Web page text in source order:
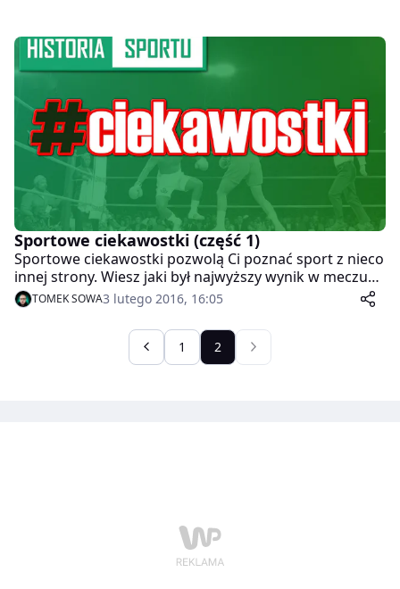
Sportowe ciekawostki (część 1)
Sportowe ciekawostki pozwolą Ci poznać sport z nieco
innej strony. Wiesz jaki był najwyższy wynik w meczu
hokeja? Kto i kiedy wymyślił Tour de France? Nie? Więc
czytaj dalej!
TOMEK SOWA3 lutego 2016, 16:05
1 2